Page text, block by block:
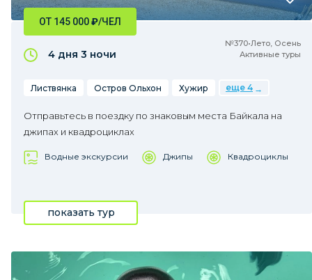
№370•Лето, Осень
Активные туры
ОТ 145 000₽/ЧЕЛ
4 дня 3 ночи
Листвянка Остров Ольхон Хужир еще 4
Отправьтесь в поездку по знаковым места Байкала на
джипах и квадроциклах
Водные экскурсии Джипы Квадроциклы
показать тур